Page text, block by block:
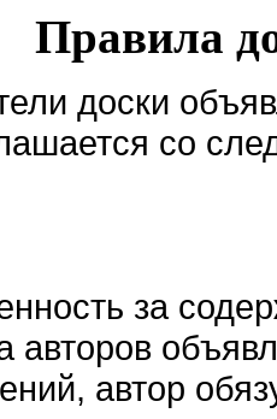
Правила
доски
со
за
авторов
автор